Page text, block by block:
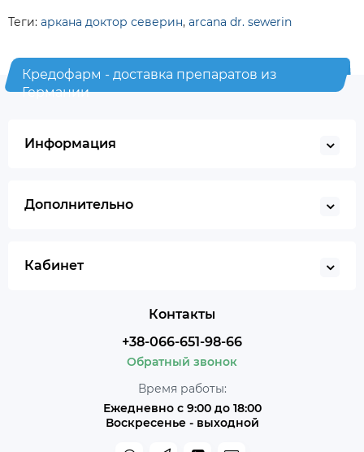
Теги: аркана доктор северин, arcana dr. sewerin
Кредофарм - доставка препаратов из
Германии
Информация
Дополнительно
Кабинет
Контакты
+38-066-651-98-66
Обратный звонок
Время работы:
Ежедневно с 9:00 до 18:00
Воскресенье - выходной